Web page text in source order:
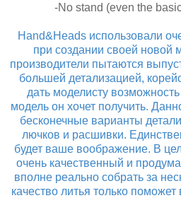
-No stand (even the
Hand&Heads использовали
при создании своей новой
производители пытаются
большей детализацией,
дать моделисту
модель он хочет получить.
бесконечные варианты
лючков и расшивки.
будет ваше воображение. В
очень качественный и
вполне реально собрать за
качество литья только